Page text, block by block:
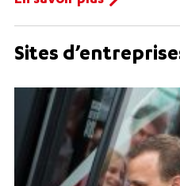
Sites